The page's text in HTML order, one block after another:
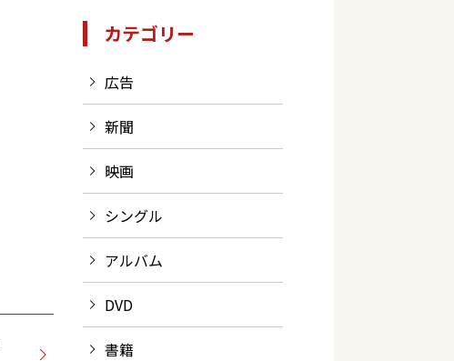
カテゴリー
広告
新聞
映画
シングル
アルバム
DVD
書籍